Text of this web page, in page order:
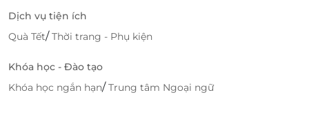
giá ưu đãi hấp dẫn
LifeLink chính là nơi bạn tìm được những
như Brown Dot Hotel. Chỉ với một thao tác đơn giản,
bạn hoàn toàn có thể sở hữu thêm những ưu đãi
Dịch vụ tiện ích
Quà Tết/Thời trang - Phụ kiện
Khóa học - Đào tạo
Khóa học ngắn hạn/Trung tâm Ngoại ngữ